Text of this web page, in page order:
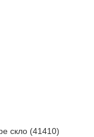
скло (41410)